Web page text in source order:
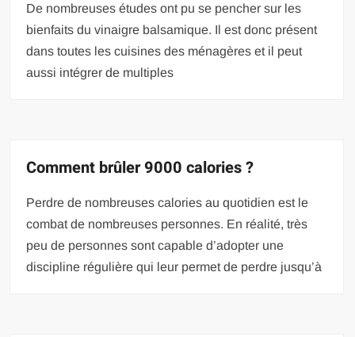
De nombreuses études ont pu se pencher sur les
bienfaits du vinaigre balsamique. Il est donc présent
dans toutes les cuisines des ménagères et il peut
aussi intégrer de multiples
Comment brûler 9000 calories ?
Perdre de nombreuses calories au quotidien est le
combat de nombreuses personnes. En réalité, très
peu de personnes sont capable d’adopter une
discipline régulière qui leur permet de perdre jusqu’à